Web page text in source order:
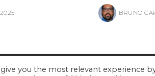
BRUNO
you the most relevant experience